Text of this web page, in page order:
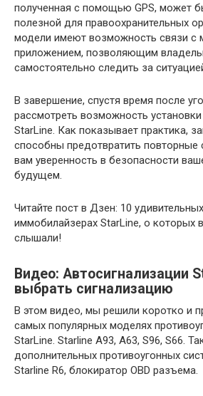
полученная с помощью GPS, может
полезной для правоохранительных
модели имеют возможность связи с
приложением, позволяющим
самостоятельно следить за
В завершение, спустя время после
рассмотреть возможность
StarLine. Как показывает практика,
способны предотвратить повторные
вам уверенность в безопасности
будущем.
Читайте пост в Дзен: 10
иммобилайзерах StarLine, о которых
слышали!
Видео: Автосигнализации
выбрать сигнализацию
В этом видео, мы решили коротко и
самых популярных моделях
StarLine. Starline A93, A63, S96, S66.
дополнительных противоугонных
Starline R6, блокиратор OBD разъема.